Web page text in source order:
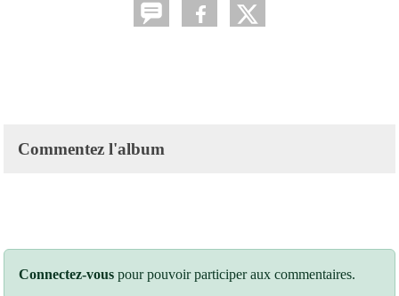
Commentez l'album
Connectez-vous pour pouvoir participer aux commentaires.